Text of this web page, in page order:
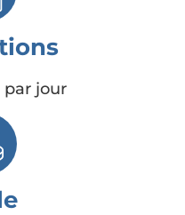
par jour